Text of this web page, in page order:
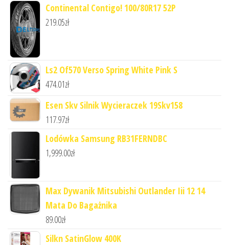
Continental Contigo! 100/80R17 52P
219.05zł
Ls2 Of570 Verso Spring White Pink S
474.01zł
Esen Skv Silnik Wycieraczek 19Skv158
117.97zł
Lodówka Samsung RB31FERNDBC
1,999.00zł
Max Dywanik Mitsubishi Outlander Iii 12 14
Mata Do Bagażnika
89.00zł
Silkn SatinGlow 400K